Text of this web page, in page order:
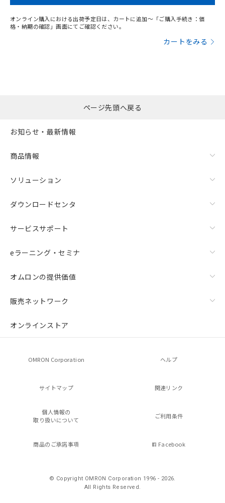
オンライン購入における出荷予定日は、カートに追加～「ご購入手続き：価
格・納期の確認」画面にてご確認ください。
カートをみる
ページ先頭へ戻る
お知らせ・最新情報
商品情報
ソリューション
ダウンロードセンタ
サービスサポート
eラーニング・セミナ
オムロンの提供価値
販売ネットワーク
オンラインストア
OMRON Corporation ヘルプ
サイトマップ 関連リンク
個人情報の
取り扱いについて
ご利用条件
商品のご承諾事項 Facebook
© Copyright OMRON Corporation 1996 - 2026.
All Rights Reserved.